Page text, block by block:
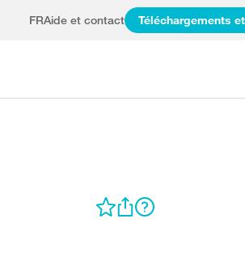
FRAide et contact Téléchargements